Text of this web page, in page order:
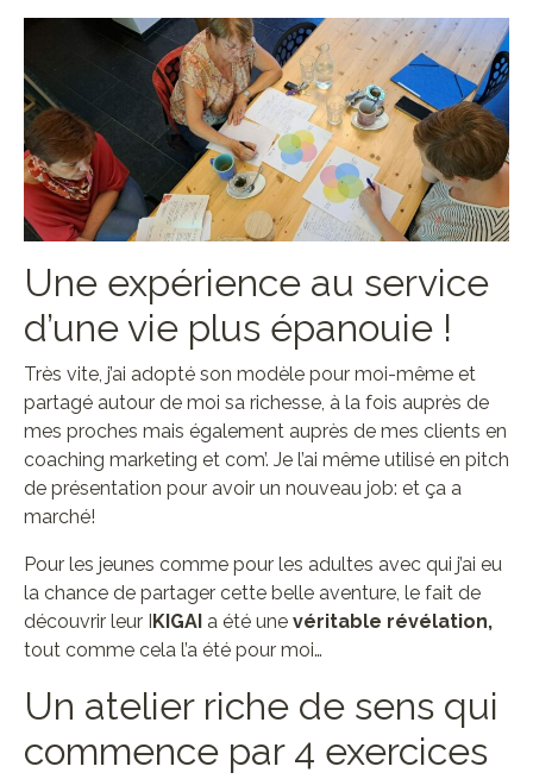
Une expérience au service
d’une vie plus épanouie !
Très vite, j’ai adopté son modèle pour moi-même et
partagé autour de moi sa richesse, à la fois auprès de
mes proches mais également auprès de mes clients en
coaching marketing et com’. Je l’ai même utilisé en pitch
de présentation pour avoir un nouveau job: et ça a
marché!
Pour les jeunes comme pour les adultes avec qui j’ai eu
la chance de partager cette belle aventure, le fait de
découvrir leur IKIGAI a été une véritable révélation,
tout comme cela l’a été pour moi…
Un atelier riche de sens qui
commence par 4 exercices